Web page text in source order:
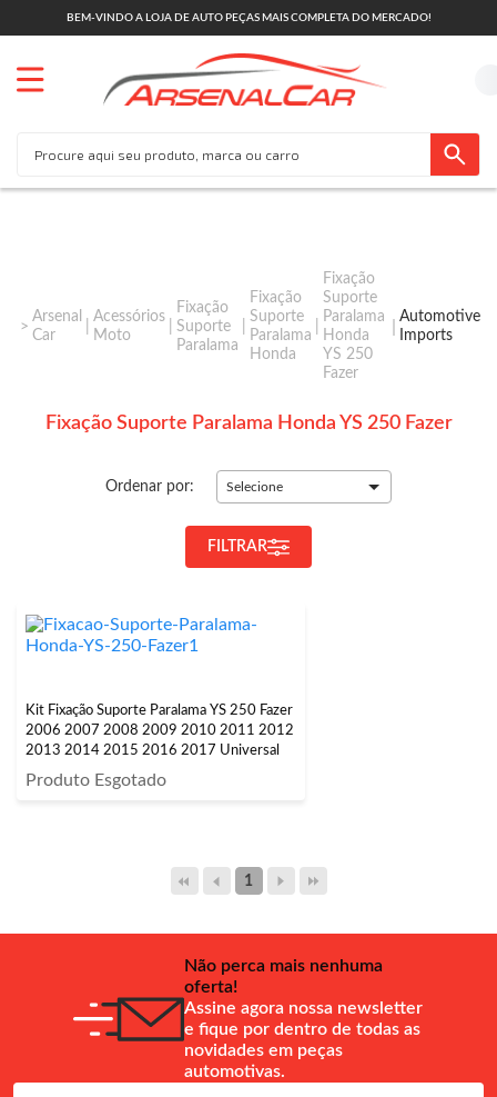
BEM-VINDO A LOJA DE AUTO PEÇAS MAIS COMPLETA DO MERCADO!
Arsenal
Car
Acessórios
Moto
Fixação
Suporte
Paralama
Fixação
Suporte
Paralama
Honda
Fixação
Suporte
Paralama
Honda
YS 250
Fazer
Automotive
Imports
Fixação Suporte Paralama Honda YS 250 Fazer
Ordenar por: Selecione
FILTRAR
Kit Fixação Suporte Paralama YS 250 Fazer
2006 2007 2008 2009 2010 2011 2012
2013 2014 2015 2016 2017 Universal
Produto Esgotado
1
Não perca mais nenhuma
oferta!
Assine agora nossa newsletter
e fique por dentro de todas as
novidades em peças
automotivas.